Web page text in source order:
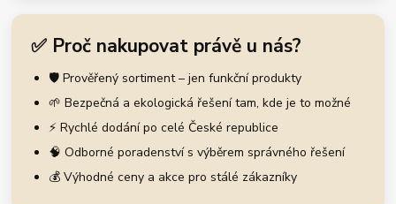
✅ Proč nakupovat právě u nás?
🛡️ Prověřený sortiment – jen funkční produkty
🌱 Bezpečná a ekologická řešení tam, kde je to možné
⚡ Rychlé dodání po celé České republice
🧠 Odborné poradenství s výběrem správného řešení
💰 Výhodné ceny a akce pro stálé zákazníky